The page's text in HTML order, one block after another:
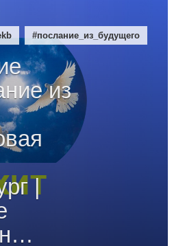
#послание_из_будущего
из
|